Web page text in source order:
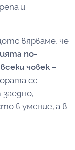
и
вярваме, че
по-
човек –
се
в умение, а в